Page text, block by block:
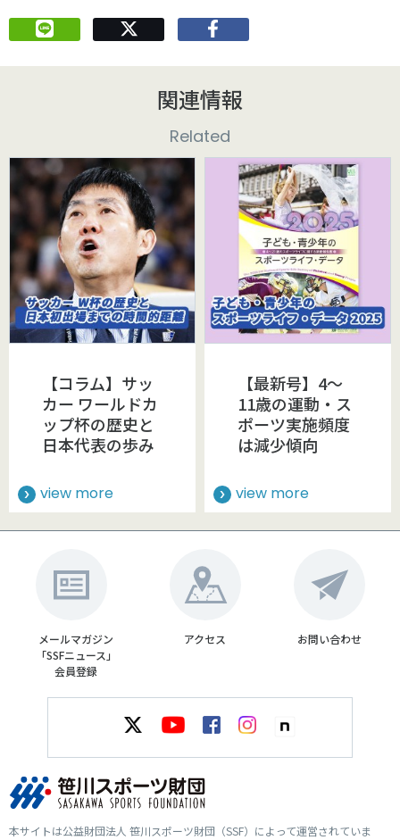
関連情報
Related
【コラム】サッ
カー ワールドカ
ップ杯の歴史と
日本代表の歩み
view more
【最新号】4～
11歳の運動・ス
ポーツ実施頻度
は減少傾向
view more
メールマガジン
「SSFニュース」
会員登録
アクセス お問い合わせ
本サイトは公益財団法人 笹川スポーツ財団（SSF）によって運営されていま